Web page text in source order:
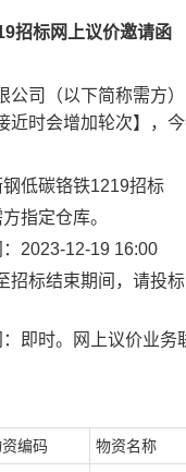
招标网上议价邀请函
公司（以下简称需方
近时会增加轮次】，
低碳铬铁1219招标
指定仓库。
2023-12-19 16:00
招标结束期间，请投
即时。网上议价业
编码 物资名称